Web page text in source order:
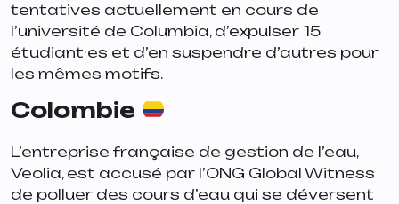
tentatives actuellement en cours de
l’université de Columbia, d’expulser 15
étudiant·es et d’en suspendre d’autres pour
les mêmes motifs.
Colombie
L’entreprise française de gestion de l’eau,
Veolia, est accusé par l’ONG Global Witness
de polluer des cours d’eau qui se déversent